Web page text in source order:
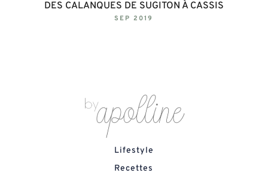
DES CALANQUES DE SUGITON À CASSIS
SEP 2019
Lifestyle
Recettes